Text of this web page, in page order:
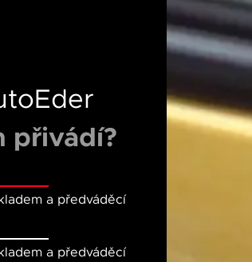
přivádí?
a předváděcí
a předváděcí